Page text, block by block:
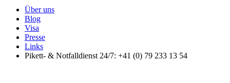
Über uns
Blog
Visa
Presse
Links
Pikett- & Notfalldienst 24/7: +41 (0) 79 233 13 54